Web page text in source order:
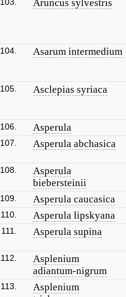
Aruncus sylvestris
104. Asarum intermedium
105. Asclepias syriaca
106. Asperula
107. Asperula abchasica
108.
Asperula
biebersteinii
109. Asperula caucasica
110. Asperula lipskyana
111. Asperula supina
112.
Asplenium
adiantum-nigrum
113.
Asplenium